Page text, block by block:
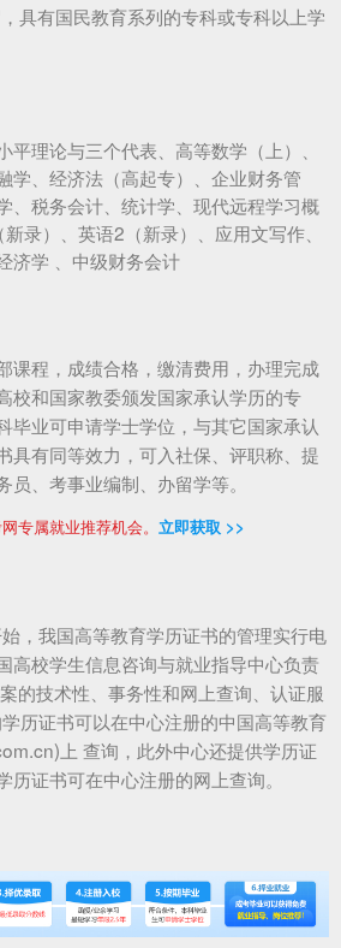
具有国民教育系列的专科或专科以上学
理论与三个代表、高等数学（上）、
学、经济法（高起专）、企业财务管
、税务会计、统计学、现代远程学习概
录）、英语2（新录）、应用文写作、
济学 、中级财务会计
课程，成绩合格，缴清费用，办理完成
校和国家教委颁发国家承认学历的专
毕业可申请学士学位，与其它国家承认
具有同等效力，可入社保、评职称、提
、考事业编制、办留学等。
专属就业推荐机会。 立即获取 >>
，我国高等教育学历证书的管理实行电
高校学生信息咨询与就业指导中心负责
的技术性、事务性和网上查询、认证服
历证书可以在中心注册的中国高等教育
上 查询，此外中心还提供学历证
证书可在中心注册的网上查询。